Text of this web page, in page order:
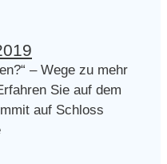
– Wege zu mehr
Sie auf dem
auf Schloss